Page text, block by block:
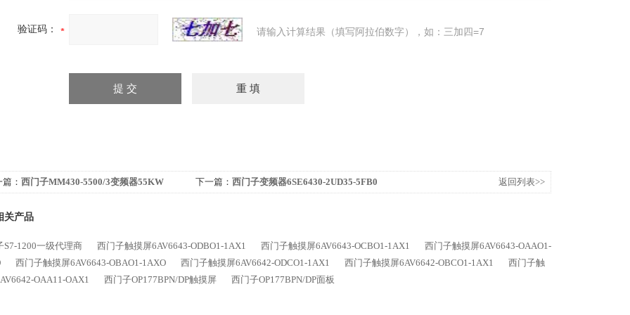
验证码： 请输入计算结果（填写阿拉伯数字），如：三加四=7
： 西门子MM430-5500/3变频器55KW 下一篇： 西门子变频器6SE6430-2UD35-5FB0 返回列表>>
关产品
S7-1200一级代理商 西门子触摸屏6AV6643-ODBO1-1AX1 西门子触摸屏6AV6643-OCBO1-1AX1
西门子触摸屏6AV6643-OAAO1-
西门子触摸屏6AV6643-OBAO1-1AXO 西门子触摸屏6AV6642-ODCO1-1AX1 西门子触摸屏6AV6642-OBCO1-1AX1
西门子触
OAA11-OAX1
西门子OP177BPN/DP触摸屏 西门子OP177BPN/DP面板